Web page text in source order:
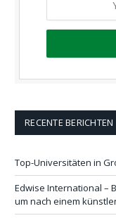
RECENTE BERICHTEN
Top-Universitäten in
Edwise International –
um nach einem